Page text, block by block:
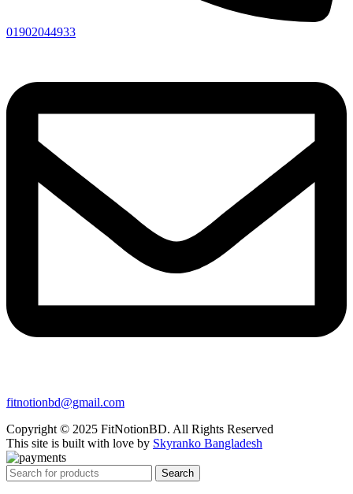
01902044933
fitnotionbd@gmail.com
Copyright © 2025 FitNotionBD. All Rights Reserved
This site is built with love by Skyranko Bangladesh
Search